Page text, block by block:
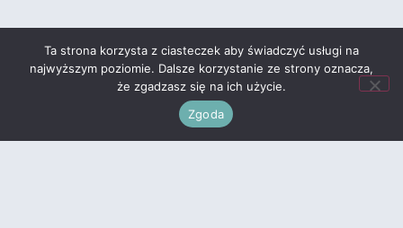
Ta strona korzysta z ciasteczek aby świadczyć usługi na
najwyższym poziomie. Dalsze korzystanie ze strony oznacza,
że zgadzasz się na ich użycie.
Zgoda